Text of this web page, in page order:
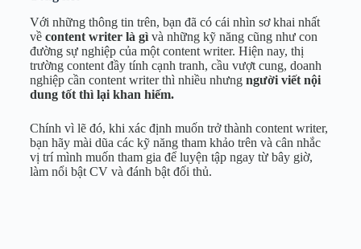
Với những thông tin trên, bạn đã có cái nhìn sơ khai nhất
về content writer là gìvà những kỹ năng cũng như con
đường sự nghiệp của một content writer. Hiện nay, thị
trường content đầy tính cạnh tranh, cầu vượt cung, doanh
nghiệp cần content writer thì nhiều nhưng người viết nội
dung tốt thì lại khan hiếm.
Chính vì lẽ đó, khi xác định muốn trở thành content writer,
bạn hãy mài dũa các kỹ năng tham khảo trên và cân nhắc
vị trí mình muốn tham gia để luyện tập ngay từ bây giờ,
làm nổi bật CV và đánh bật đối thủ.